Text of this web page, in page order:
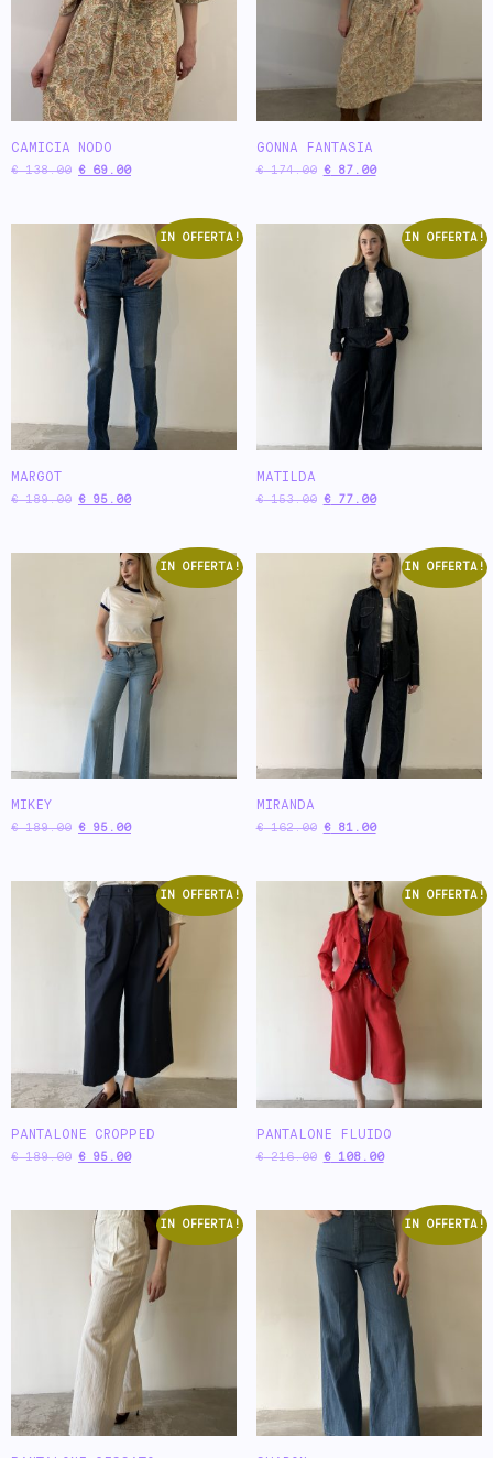
CAMICIA NODO
€138.00 € 69.00
GONNA FANTASIA
€174.00 €87.00
IN OFFERTA!
MARGOT
€189.00 € 95.00
IN OFFERTA!
MATILDA
€153.00 €77.00
IN OFFERTA!
MIKEY
€189.00 € 95.00
IN OFFERTA!
MIRANDA
€162.00 €81.00
IN OFFERTA!
PANTALONE CROPPED
€189.00 € 95.00
IN OFFERTA!
PANTALONE FLUIDO
€216.00 €108.00
IN OFFERTA! IN OFFERTA!